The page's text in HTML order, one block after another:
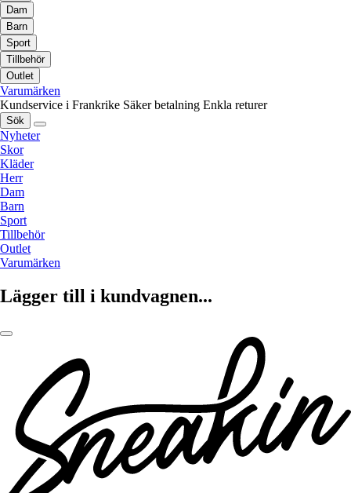
Dam
Barn
Sport
Tillbehör
Outlet
Varumärken
Kundservice i Frankrike Säker betalning Enkla returer
Sök
Nyheter
Skor
Kläder
Herr
Dam
Barn
Sport
Tillbehör
Outlet
Varumärken
Lägger till i kundvagnen...